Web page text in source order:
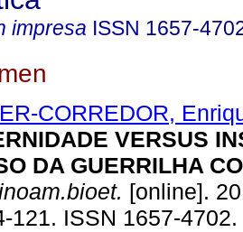
impresa ISSN 1657-
CORREDOR,
VERSUS
DA GUERRILHA
[online].
121. ISSN 1657-4702.